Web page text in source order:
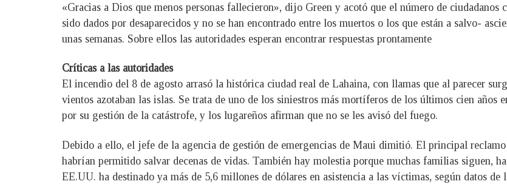
«Gracias a Dios que menos personas fallecieron», dijo Green y acotó que el número de ciudadanos
sido dados por desaparecidos y no se han encontrado entre los muertos o los que están a salvo-
unas semanas. Sobre ellos las autoridades esperan encontrar respuestas prontamente
Críticas a las autoridades
El incendio del 8 de agosto arrasó la histórica ciudad real de Lahaina, con llamas que al parecer
vientos azotaban las islas. Se trata de uno de los siniestros más mortíferos de los últimos cien años
por su gestión de la catástrofe, y los lugareños afirman que no se les avisó del fuego.
Debido a ello, el jefe de la agencia de gestión de emergencias de Maui dimitió. El principal
habrían permitido salvar decenas de vidas. También hay molestia porque muchas familias siguen,
EE.UU. ha destinado ya más de 5,6 millones de dólares en asistencia a las víctimas, según datos de